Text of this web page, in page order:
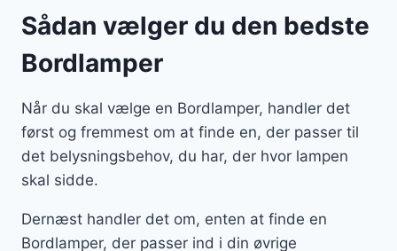
Sådan vælger du den bedste
Bordlamper
Når du skal vælge en Bordlamper, handler det
først og fremmest om at finde en, der passer til
det belysningsbehov, du har, der hvor lampen
skal sidde.
Dernæst handler det om, enten at finde en
Bordlamper, der passer ind i din øvrige